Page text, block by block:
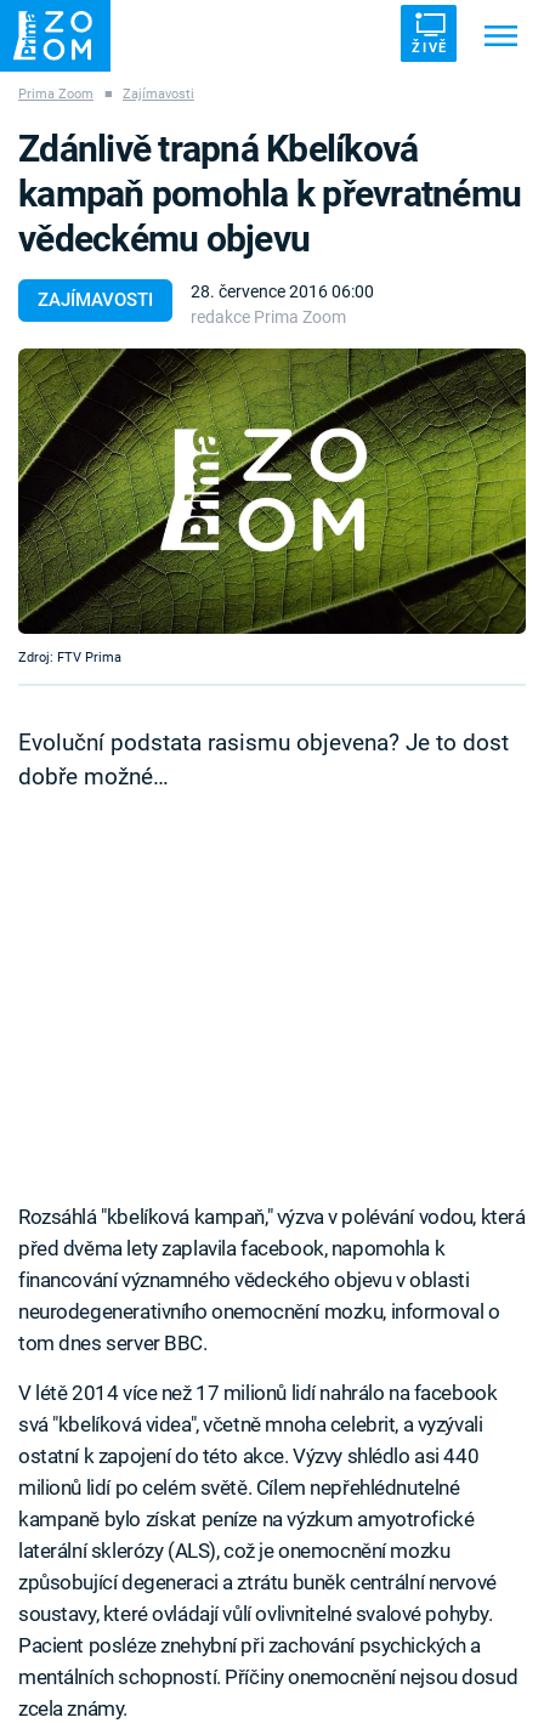
ŽIVĚ
ZÁHADY VETŘELCI DÁVNOVĚKU
Témata
Témata
Pořady
TV Program
Časopis
Sledujte prima+
Prima Zoom ■ Zajímavosti
ZAJÍMAVOSTI
28. července 2016 06:00
redakce Prima Zoom
Zdánlivě trapná Kbelíková
kampaň pomohla k převratnému
vědeckému objevu
Zdroj: FTV Prima
Evoluční podstata rasismu objevena? Je to dost
dobře možné…
Rozsáhlá "kbelíková kampaň," výzva v polévání vodou, která
před dvěma lety zaplavila facebook, napomohla k
financování významného vědeckého objevu v oblasti
neurodegenerativního onemocnění mozku, informoval o
tom dnes server BBC.
V létě 2014 více než 17 milionů lidí nahrálo na facebook
svá "kbelíková videa", včetně mnoha celebrit, a vyzývali
ostatní k zapojení do této akce. Výzvy shlédlo asi 440
milionů lidí po celém světě. Cílem nepřehlédnutelné
kampaně bylo získat peníze na výzkum amyotrofické
laterální sklerózy (ALS), což je onemocnění mozku
způsobující degeneraci a ztrátu buněk centrální nervové
soustavy, které ovládají vůlí ovlivnitelné svalové pohyby.
Pacient posléze znehybní při zachování psychických a
mentálních schopností. Příčiny onemocnění nejsou dosud
zcela známy.